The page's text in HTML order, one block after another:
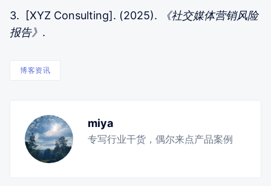
3. [XYZ Consulting]. (2025).
《社交媒体营销风险
报告》 .
博客资讯
miya
专写行业干货，偶尔来点产品案例